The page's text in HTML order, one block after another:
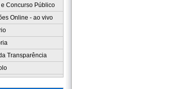
e Concurso Público
Online - ao vivo
Transparência